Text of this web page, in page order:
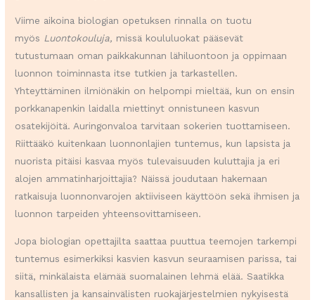
Viime aikoina biologian opetuksen rinnalla on tuotu
myös Luontokouluja, missä koululuokat pääsevät
tutustumaan oman paikkakunnan lähiluontoon ja oppimaan
luonnon toiminnasta itse tutkien ja tarkastellen.
Yhteyttäminen ilmiönäkin on helpompi mieltää, kun on ensin
porkkanapenkin laidalla miettinyt onnistuneen kasvun
osatekijöitä. Auringonvaloa tarvitaan sokerien tuottamiseen.
Riittääkö kuitenkaan luonnonlajien tuntemus, kun lapsista ja
nuorista pitäisi kasvaa myös tulevaisuuden kuluttajia ja eri
alojen ammatinharjoittajia? Näissä joudutaan hakemaan
ratkaisuja luonnonvarojen aktiiviseen käyttöön sekä ihmisen ja
luonnon tarpeiden yhteensovittamiseen.
Jopa biologian opettajilta saattaa puuttua teemojen tarkempi
tuntemus esimerkiksi kasvien kasvun seuraamisen parissa, tai
siitä, minkälaista elämää suomalainen lehmä elää. Saatikka
kansallisten ja kansainvälisten ruokajärjestelmien nykyisestä